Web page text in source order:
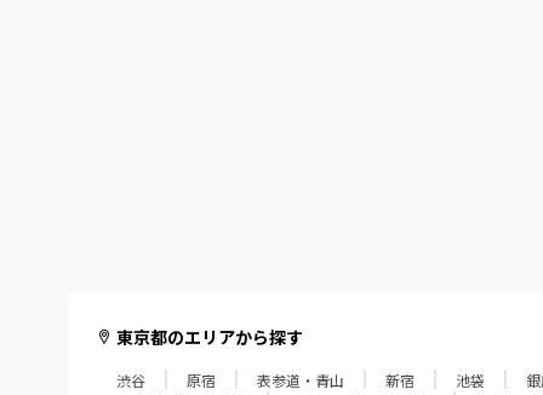
東京都のエリアから探す
渋谷 原宿 表参道・青山 新宿 池袋